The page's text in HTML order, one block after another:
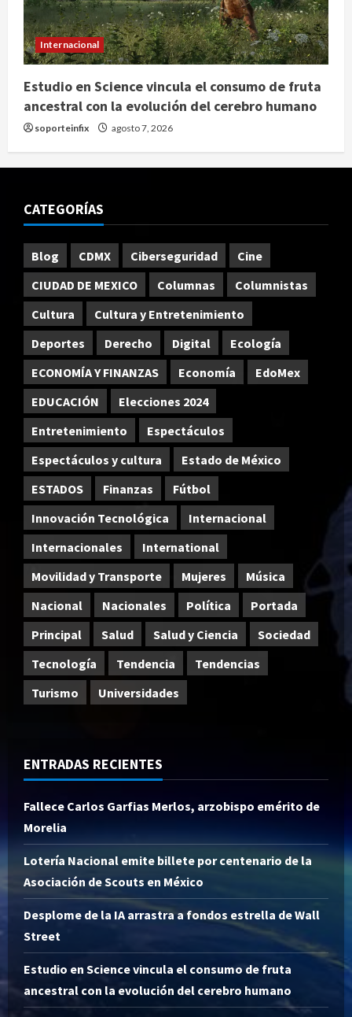
Internacional
Estudio en Science vincula el consumo de fruta
ancestral con la evolución del cerebro humano
soporteinfix agosto 7, 2026
CATEGORÍAS
Blog CDMX Ciberseguridad
Cine
CIUDAD DE MEXICO
Columnas
Columnistas
Cultura
Cultura y Entretenimiento
Deportes
Derecho Digital
Ecología
ECONOMÍA Y FINANZAS
Economía
EdoMex
EDUCACIÓN
Elecciones 2024
Entretenimiento
Espectáculos
Espectáculos y cultura
Estado de México
ESTADOS
Finanzas
Fútbol
Innovación Tecnológica
Internacional
Internacionales
International
Movilidad y Transporte
Mujeres
Música
Nacional
Nacionales Política
Portada
Principal
Salud Salud y Ciencia
Sociedad
Tecnología
Tendencia
Tendencias
Turismo
Universidades
ENTRADAS RECIENTES
Fallece Carlos Garfias Merlos, arzobispo emérito de
Morelia
Lotería Nacional emite billete por centenario de la
Asociación de Scouts en México
Desplome de la IA arrastra a fondos estrella de Wall
Street
Estudio en Science vincula el consumo de fruta
ancestral con la evolución del cerebro humano